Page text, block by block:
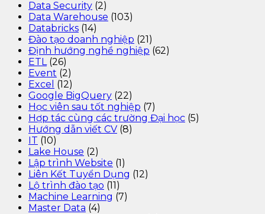
Data Security (2)
Data Warehouse (103)
Databricks (14)
Đào tạo doanh nghiệp (21)
Định hướng nghề nghiệp (62)
ETL(26)
Event (2)
Excel (12)
Google BigQuery (22)
Học viên sau tốt nghiệp (7)
Hợp tác cùng các trường Đại học (5)
Hướng dẫn viết CV (8)
IT (10)
Lake House (2)
Lập trình Website (1)
Liên Kết Tuyển Dụng (12)
Lộ trình đào tạo (11)
Machine Learning (7)
Master Data (4)